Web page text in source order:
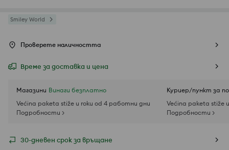
Smiley World
Проверете наличността
Време за доставка и цена
Магазини Винаги безплатно
Većina paketa stiže u roku od 4 работни дни
Подробности >
Куриер/пункт за
Većina paketa stiže
Подробности >
30-дневен срок за връщане